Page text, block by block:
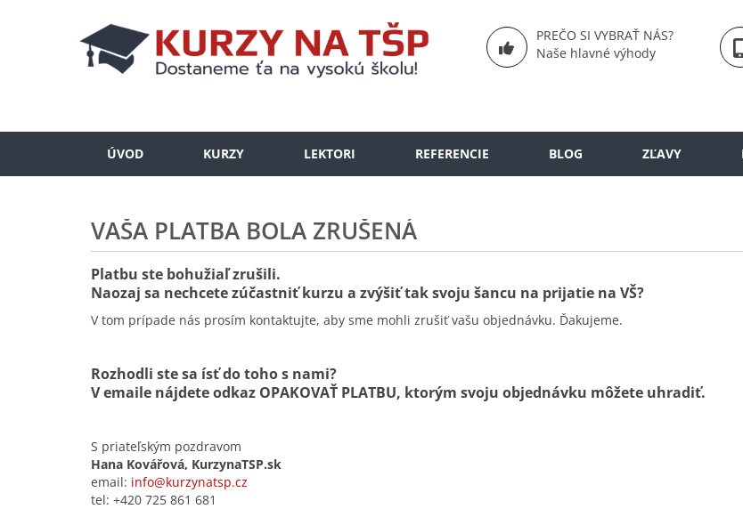
PREČO SI VYBRAŤ NÁS?
Naše hlavné výhody
ÚVOD KURZY LEKTORI REFERENCIE BLOG ZĽAVY
VAŠA PLATBA BOLA ZRUŠENÁ
Platbu ste bohužiaľ zrušili.
Naozaj sa nechcete zúčastniť kurzu a zvýšiť tak svoju šancu na prijatie na VŠ?
V tom prípade nás prosím kontaktujte, aby sme mohli zrušiť vašu objednávku. Ďakujeme.
Rozhodli ste sa ísť do toho s nami?
V emaile nájdete odkaz OPAKOVAŤ PLATBU, ktorým svoju objednávku môžete uhradiť.
S priateľským pozdravom
Hana Kovářová, KurzynaTSP.sk
email: info@kurzynatsp.cz
tel: +420 725 861 681